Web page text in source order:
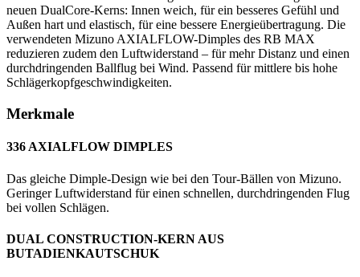
neuen DualCore-Kerns: Innen weich, für ein besseres Gefühl und
Außen hart und elastisch, für eine bessere Energieübertragung. Die
verwendeten Mizuno AXIALFLOW-Dimples des RB MAX
reduzieren zudem den Luftwiderstand – für mehr Distanz und einen
durchdringenden Ballflug bei Wind. Passend für mittlere bis hohe
Schlägerkopfgeschwindigkeiten.
Merkmale
336 AXIALFLOW DIMPLES
Das gleiche Dimple-Design wie bei den Tour-Bällen von Mizuno.
Geringer Luftwiderstand für einen schnellen, durchdringenden Flug
bei vollen Schlägen.
DUAL CONSTRUCTION-KERN AUS
BUTADIENKAUTSCHUK